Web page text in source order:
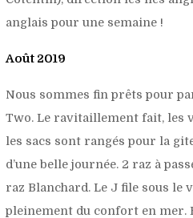
anglais pour une semaine !
Août 2019
Nous sommes fin prêts pour
Two. Le ravitaillement fait, les
les sacs sont rangés pour la
d’une belle journée. 2 raz à
raz Blanchard. Le J file sous le
pleinement du confort en mer.